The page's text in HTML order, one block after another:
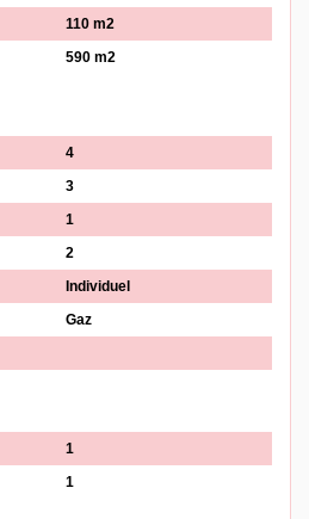
110 m2
590 m2
4
3
1
2
Individuel
Gaz
1
1